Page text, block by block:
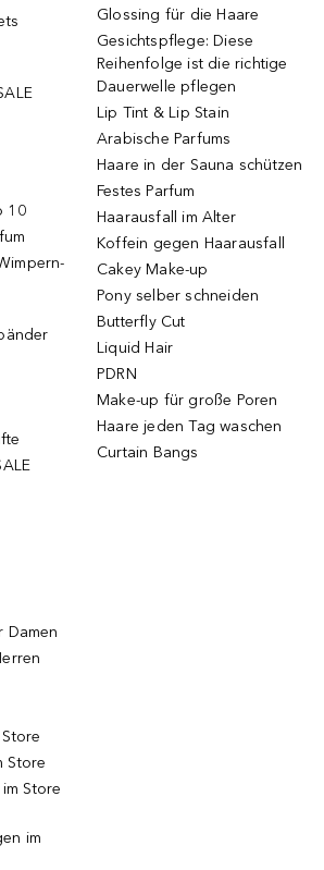
10
Glossing für die Haare
Gesichtspflege: Diese
Reihenfolge ist die richtige
Dauerwelle pflegen
Lip Tint & Lip Stain
Arabische Parfums
Haare in der Sauna schützen
Festes Parfum
Haarausfall im Alter
Koffein gegen Haarausfall
Cakey Make-up
Pony selber schneiden
Butterfly Cut
Liquid Hair
PDRN
Make-up für große Poren
Haare jeden Tag waschen
Curtain Bangs
Damen
Store
Store
im